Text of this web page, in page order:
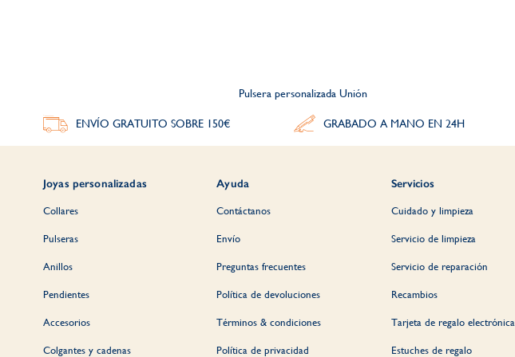
Pulsera personalizada Unión
ENVÍO GRATUITO SOBRE 150€ GRABADO A MANO EN 24H
Joyas personalizadas
Collares
Pulseras
Anillos
Pendientes
Accesorios
Colgantes y cadenas
Ayuda
Contáctanos
Envío
Preguntas frecuentes
Política de devoluciones
Términos & condiciones
Política de privacidad
Servicios
Cuidado y limpieza
Servicio de limpieza
Servicio de reparación
Recambios
Tarjeta de regalo electrónica
Estuches de regalo